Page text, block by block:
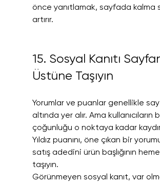
önce yanıtlamak, sayfada kalma
artırır.
15. Sosyal Kanıtı
Üstüne Taşıyın
Yorumlar ve puanlar genellikle
altında yer alır. Ama kullanıcıların
çoğunluğu o noktaya kadar
Yıldız puanını, öne çıkan bir
satış adedini ürün başlığının
taşıyın.
Görünmeyen sosyal kanıt, var